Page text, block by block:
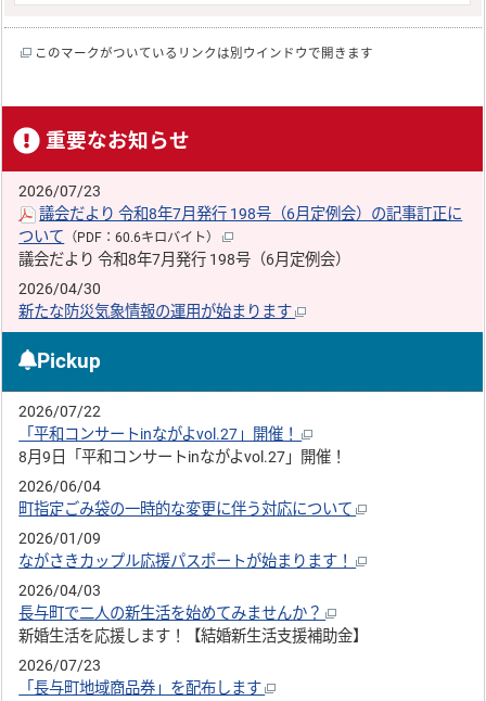
このマークがついているリンクは別ウインドウで開きます
重要なお知らせ
2026/07/23
議会だより 令和8年7月発行 198号（6月定例会）の記事訂正に
ついて （PDF：60.6キロバイト）
議会だより 令和8年7月発行 198号（6月定例会）
2026/04/30
新たな防災気象情報の運用が始まります
Pickup
2026/07/22
「平和コンサートinながよvol.27」開催！
8月9日「平和コンサートinながよvol.27」開催！
2026/06/04
町指定ごみ袋の一時的な変更に伴う対応について
2026/01/09
ながさきカップル応援パスポートが始まります！
2026/04/03
長与町で二人の新生活を始めてみませんか？
新婚生活を応援します！【結婚新生活支援補助金】
2026/07/23
「長与町地域商品券」を配布します